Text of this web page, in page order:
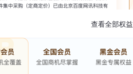
查看全部权益